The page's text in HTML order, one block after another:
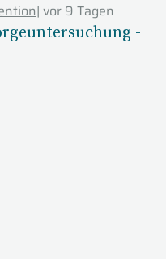
| vor 9 Tagen
-